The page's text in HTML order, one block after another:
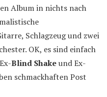
Album in nichts nach
Schlagzeug und zwei
OK, es sind einfach
Blind Shakeund Ex-
schmackhaften Post